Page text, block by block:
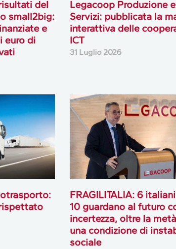
del
small2big:
e
euro di
Legacoop Produzione e
Servizi: pubblicata la
interattiva delle
ICT
31 Luglio 2026
FRAGILITALIA: 6
10 guardano al futuro
incertezza, oltre la
una condizione di
sociale